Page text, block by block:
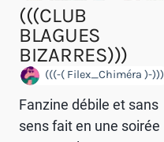
(((CLUB
BLAGUES
BIZARRES)))
(((-( Filex_Chiméra )-)))
Fanzine débile et sans
sens fait en une soirée